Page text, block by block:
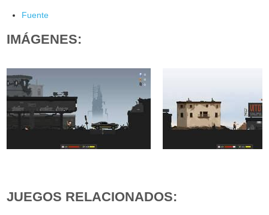
Fuente
IMÁGENES:
JUEGOS RELACIONADOS: